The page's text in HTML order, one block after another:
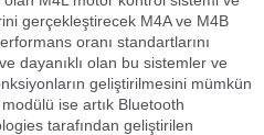
gerçekleştirecek M4A ve M4B
oranı standartlarını
dayanıklı olan bu sistemler ve
geliştirilmesini mümkün
ise artık Bluetooth
tarafından geliştirilen